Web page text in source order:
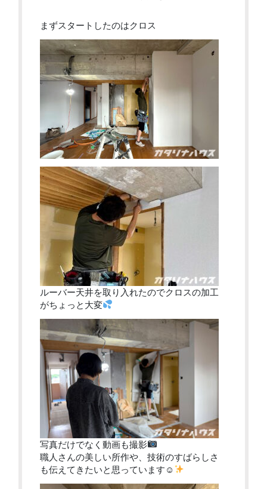
まずスタートしたのはクロス
ルーバー天井を取り入れたのでクロスの加工
がちょっと大変
写真だけでなく動画も撮影
職人さんの美しい所作や、技術のすばらしさ
も伝えてきたいと思っています☺